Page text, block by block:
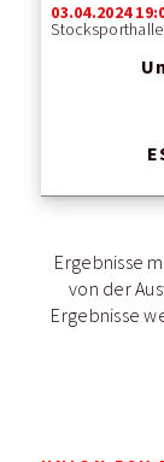
03.04.2024
Ergebnisse
von der
Ergebnisse